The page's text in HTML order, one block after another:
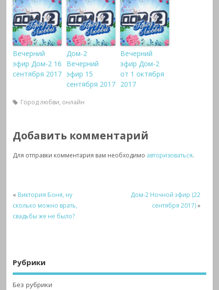
Вечерний
эфир Дом-2 16
сентября 2017
Дом-2
Вечерний
эфир 15
сентября 2017
Вечерний
эфир Дом-2
от 1 октября
2017
Город любви, онлайн
Добавить комментарий
Для отправки комментария вам необходимо авторизоваться.
« Виктория Боня, ну
сколько можно врать,
свадьбы же не было?
Дом-2 Ночной эфир (22
сентября 2017)»
Рубрики
Без рубрики